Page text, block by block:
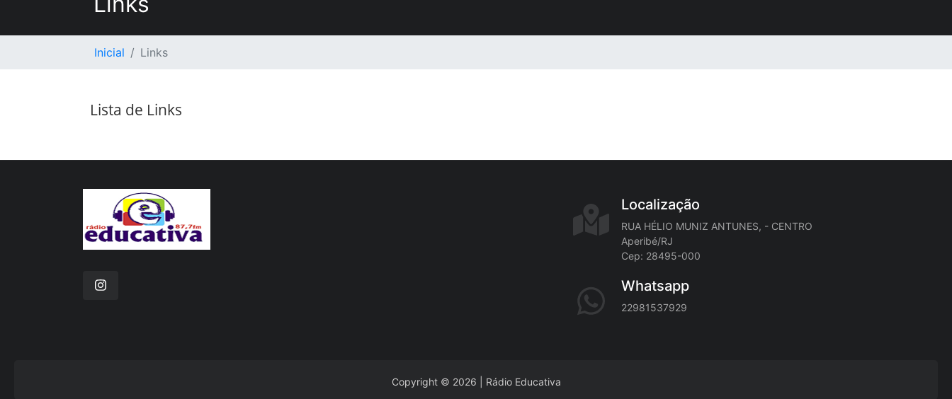
Inicial Links
Lista de Links
Localização
RUA HÉLIO MUNIZ ANTUNES, - CENTRO
Aperibé/RJ
Cep: 28495-000
Whatsapp
22981537929
Copyright © 2026 | Rádio Educativa